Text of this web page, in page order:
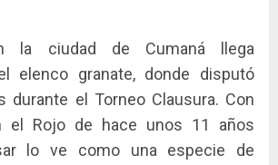
la ciudad de Cumaná llega
elenco granate, donde disputó
durante el Torneo Clausura. Con
el Rojo de hace unos 11 años
lo ve como una especie de